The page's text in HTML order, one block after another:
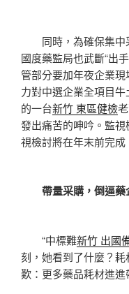
同時，為確保集中
國度藥監局也武斷“出
管部分要加年夜企業
力對中選企業全項目
的一台新竹 東區健檢
發出痛苦的呻吟。監
視檢討將在年末前完成
帶量采購，倒逼藥
“中標難新竹 出國
刻，她看到了什麼？
歎：更多藥品耗材進進